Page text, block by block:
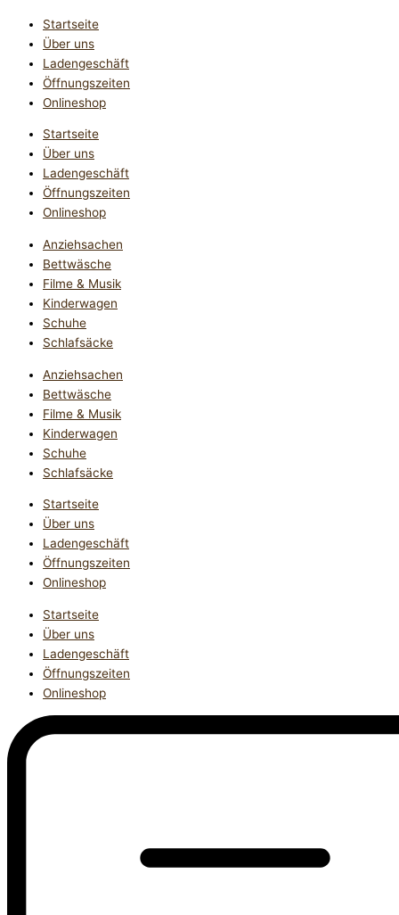
Startseite
Über uns
Ladengeschäft
Öffnungszeiten
Onlineshop
Startseite
Über uns
Ladengeschäft
Öffnungszeiten
Onlineshop
Anziehsachen
Bettwäsche
Filme & Musik
Kinderwagen
Schuhe
Schlafsäcke
Anziehsachen
Bettwäsche
Filme & Musik
Kinderwagen
Schuhe
Schlafsäcke
Startseite
Über uns
Ladengeschäft
Öffnungszeiten
Onlineshop
Startseite
Über uns
Ladengeschäft
Öffnungszeiten
Onlineshop